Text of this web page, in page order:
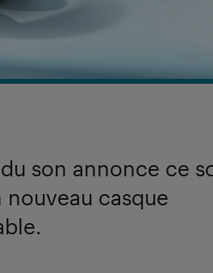
son annonce ce
casque